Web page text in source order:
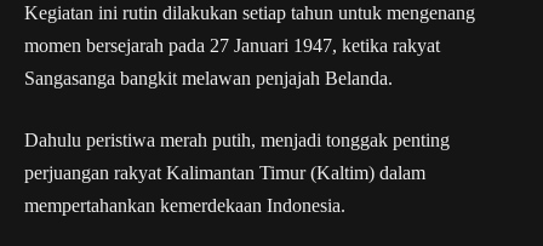
Kegiatan ini rutin dilakukan setiap tahun untuk mengenang
momen bersejarah pada 27 Januari 1947, ketika rakyat
Sangasanga bangkit melawan penjajah Belanda.
Dahulu peristiwa merah putih, menjadi tonggak penting
perjuangan rakyat Kalimantan Timur (Kaltim) dalam
mempertahankan kemerdekaan Indonesia.